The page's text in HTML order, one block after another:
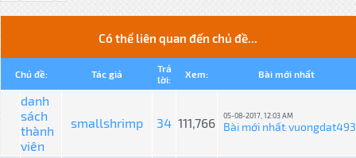
Có thể liên quan đến chủ đề...
Chủ đề: Tác giả
Trả
lời:
Xem: Bài mới nhất
danh
sách
thành
viên
smallshrimp 34 111,766 05-08-2017, 12:03 AM
Bài mới nhất:vuongdat493